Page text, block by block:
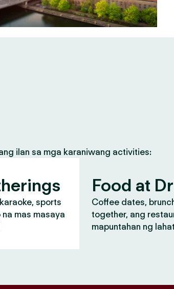
ilan sa mga karaniwang activities:
sports
mas masaya
Food at
Coffee dates,
together, ang
mapuntahan ng